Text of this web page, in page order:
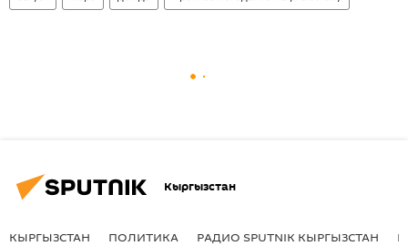
Кыргызстан
КЫРГЫЗСТАН ПОЛИТИКА РАДИО SPUTNIK КЫРГЫЗСТАН